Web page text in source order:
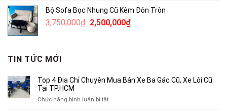
490,000₫.là:
300,000₫.
Bộ Sofa Bọc Nhung Cũ Kèm Đôn Tròn
3,750,000₫ Giá
2,500,000₫Giá
TIN TỨC MỚI
Top 4 Địa Chỉ Chuyên Mua Bán Xe Ba Gác Cũ, Xe Lôi Cũ
Tại TP.HCM
Chức năng bình luận bị tắtở